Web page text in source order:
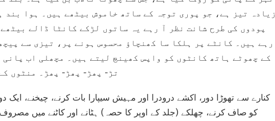
زیادہ تیز ہے، جو پوری توجہ کے ساتھ خاموش بیٹھے ہیں۔ ہوا
پودوں کی طرح شانت نظر آ رہے یہ ساتوں لڑکے کانٹا ڈالے
رہے ہیں۔ کانٹے پر ہلکا سا کھنچاؤ محسوس ہونے پر، تیزی سے
کے چھوٹے ہاتھ کانٹوں کو واپس کھینچ لیتے ہیں۔ مچھلی اب
تڑ- پھڑ- پھڑ- پھڑ۔ منٹوں
کنارے سے تھوڑا دور، اکشے درودرا اور مہیش سیپارا بات کرنے، چیخنے،